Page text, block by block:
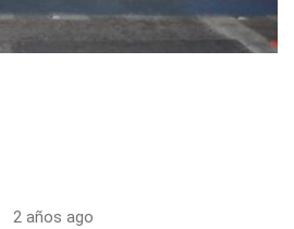
2 años ago